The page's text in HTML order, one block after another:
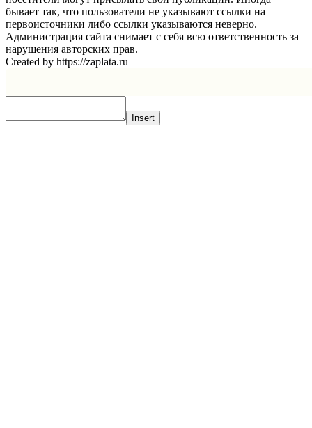
бывает так, что пользователи не указывают ссылки на
первоисточники либо ссылки указываются неверно.
Администрация сайта снимает с себя всю ответственность за
нарушения авторских прав.
Created by https://zaplata.ru
Insert